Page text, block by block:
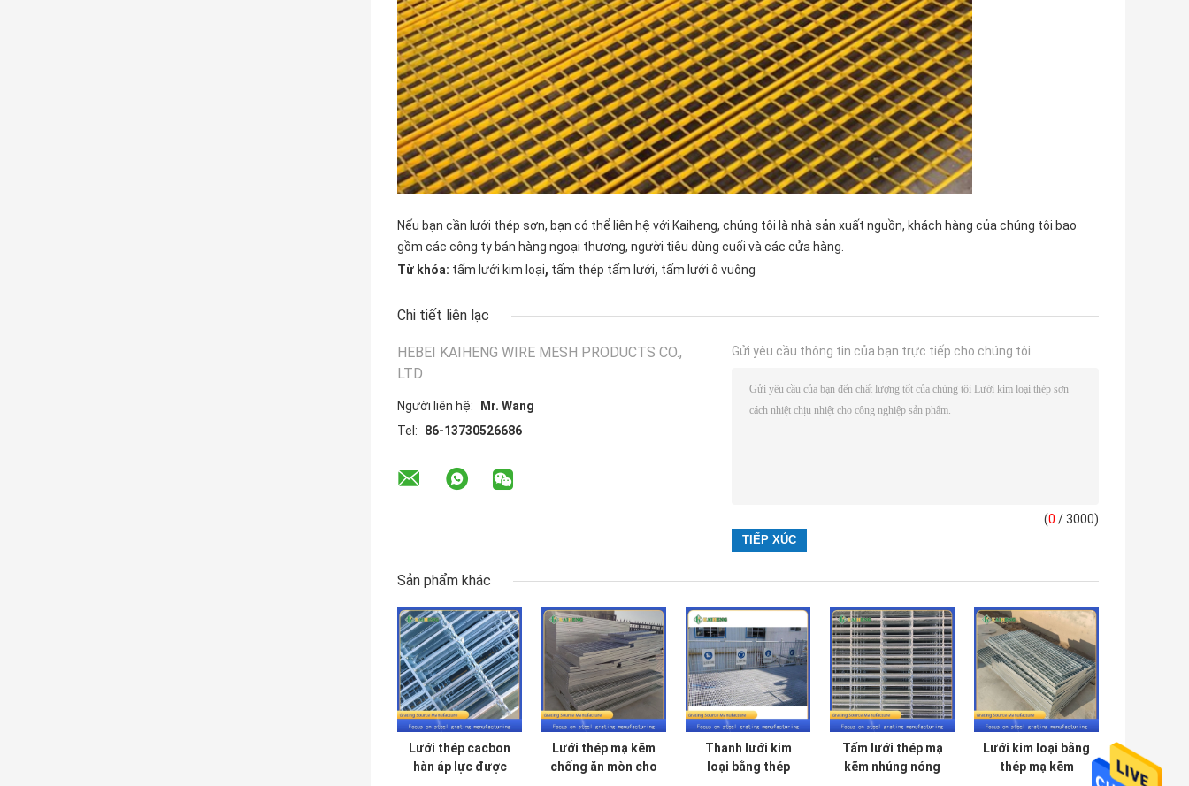
Nếu bạn cần lưới thép sơn, bạn có thể liên hệ với Kaiheng, chúng tôi là nhà sản xuất nguồn, khách hàng của chúng tôi bao
gồm các công ty bán hàng ngoại thương, người tiêu dùng cuối và các cửa hàng.
Từ khóa: tấm lưới kim loại, tấm thép tấm lưới, tấm lưới ô vuông
Chi tiết liên lạc
HEBEI KAIHENG WIRE MESH PRODUCTS CO.,
LTD
Người liên hệ:
Mr. Wang
Tel:
86-13730526686
Gửi yêu cầu thông tin của bạn trực tiếp cho chúng tôi
(0 / 3000)
Sản phẩm khác
Lưới thép cacbon
hàn áp lực được
Lưới thép mạ kẽm
chống ăn mòn cho
Thanh lưới kim
loại bằng thép
Tấm lưới thép mạ
kẽm nhúng nóng
Lưới kim loại bằng
thép mạ kẽm